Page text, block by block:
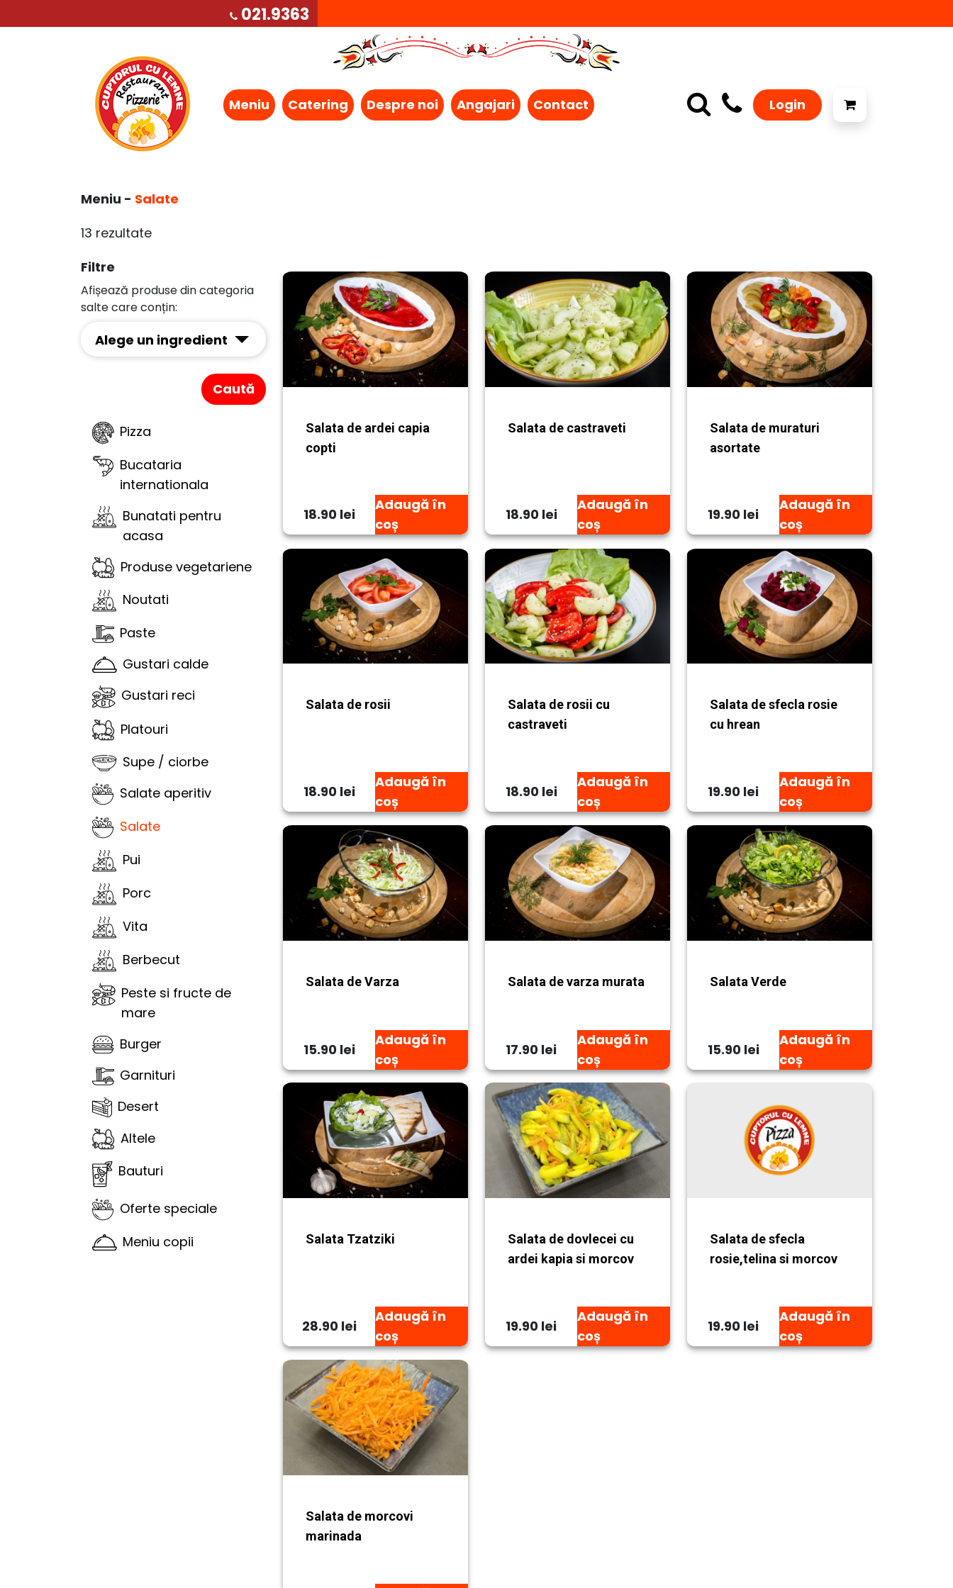
021.9363
Meniu Catering Despre noi Angajari Contact Login
Meniu - Salate
13 rezultate
Filtre
Afișează produse din categoria
salte care conțin:
Alege un ingredient
Caută
Pizza
Bucataria
internationala
Bunatati pentru
acasa
Produse vegetariene
Noutati
Paste
Gustari calde
Gustari reci
Platouri
Supe / ciorbe
Salate aperitiv
Salate
Pui
Porc
Vita
Berbecut
Peste si fructe de
mare
Burger
Garnituri
Desert
Altele
Bauturi
Oferte speciale
Meniu copii
Salata de ardei capia
copti
18.90 lei
Adaugă în
coș
Salata de castraveti
18.90 lei
Adaugă în
coș
Salata de muraturi
asortate
19.90 lei
Adaugă în
coș
Salata de rosii
18.90 lei
Adaugă în
coș
Salata de rosii cu
castraveti
18.90 lei
Adaugă în
coș
Salata de sfecla rosie
cu hrean
19.90 lei
Adaugă în
coș
Salata de Varza
15.90 lei
Adaugă în
coș
Salata de varza murata
17.90 lei
Adaugă în
coș
Salata Verde
15.90 lei
Adaugă în
coș
Salata Tzatziki
28.90 lei
Adaugă în
coș
Salata de dovlecei cu
ardei kapia si morcov
19.90 lei
Adaugă în
coș
Salata de sfecla
rosie,telina si morcov
19.90 lei
Adaugă în
coș
Salata de morcovi
marinada